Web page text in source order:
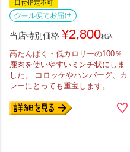
日付指定不可
当店特別価格 ¥2,800税込
高たんぱく・低カロリーの100％
鹿肉を使いやすいミンチ状にしま
した。 コロッケやハンバーグ、カ
レーにとっても重宝します。